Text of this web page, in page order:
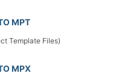
MPT
Template Files)
MPX